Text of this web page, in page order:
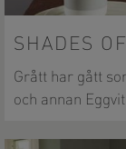
SHADES
Grått har gått
och annan